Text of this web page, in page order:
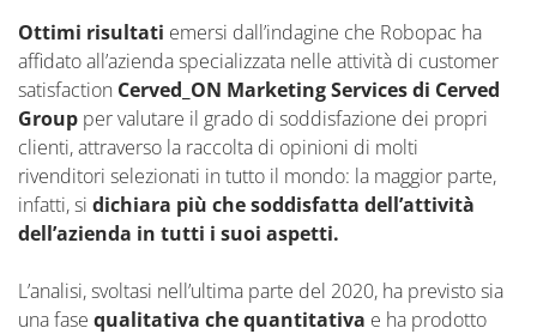
Ottimi risultati emersi dall’indagine che Robopac ha
affidato all’azienda specializzata nelle attività di customer
satisfaction Cerved_ON Marketing Services di Cerved
Group per valutare il grado di soddisfazione dei propri
clienti, attraverso la raccolta di opinioni di molti
rivenditori selezionati in tutto il mondo: la maggior parte,
infatti, si dichiara più che soddisfatta dell’attività
dell’azienda in tutti i suoi aspetti.
L’analisi, svoltasi nell’ultima parte del 2020, ha previsto sia
una fase qualitativa che quantitativa e ha prodotto